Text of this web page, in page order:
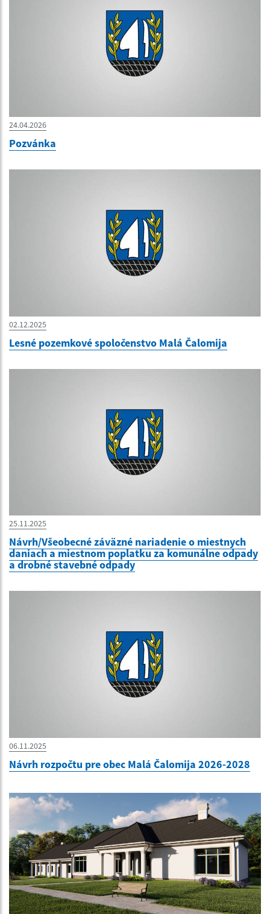
24.04.2026
Pozvánka
02.12.2025
Lesné pozemkové spoločenstvo Malá Čalomija
25.11.2025
Návrh/Všeobecné záväzné nariadenie o miestnych
daniach a miestnom poplatku za komunálne odpady
a drobné stavebné odpady
06.11.2025
Návrh rozpočtu pre obec Malá Čalomija 2026-2028